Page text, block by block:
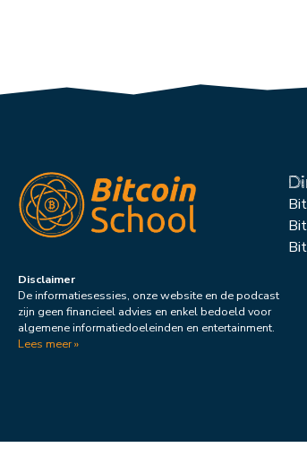
Disclaimer
De informatiesessies, onze website en de podcast
zijn geen financieel advies en enkel bedoeld voor
algemene informatiedoeleinden en entertainment.
Lees meer »